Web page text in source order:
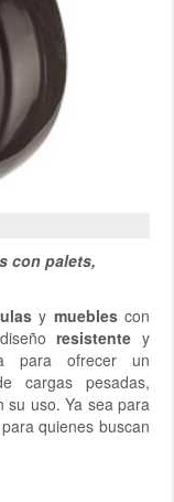
con palets,
y mueblescon
resistente y
para ofrecer un
cargas pesadas,
su uso. Ya sea para
quienes buscan